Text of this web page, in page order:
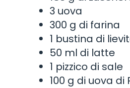
3 uova
300 g di farina
1 bustina di
50 ml di latte
1 pizzico di sale
100 g di uova